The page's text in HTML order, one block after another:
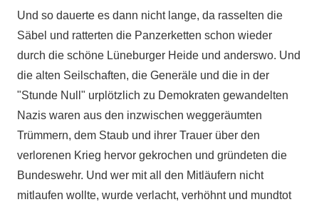
Und so dauerte es dann nicht lange, da rasselten die
Säbel und ratterten die Panzerketten schon wieder
durch die schöne Lüneburger Heide und anderswo. Und
die alten Seilschaften, die Generäle und die in der
"Stunde Null" urplötzlich zu Demokraten gewandelten
Nazis waren aus den inzwischen weggeräumten
Trümmern, dem Staub und ihrer Trauer über den
verlorenen Krieg hervor gekrochen und gründeten die
Bundeswehr. Und wer mit all den Mitläufern nicht
mitlaufen wollte, wurde verlacht, verhöhnt und mundtot